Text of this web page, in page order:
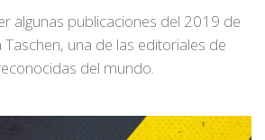
algunas publicaciones del 2019 de
una de las editoriales de
del mundo.